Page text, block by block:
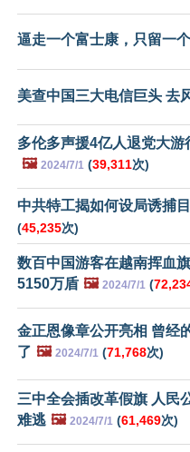
逼走一个富士康，只留一
美查中国三大电信巨头 去
多伦多声援4亿人退党大游
🖼️ 2024/7/1 (39,311次)
中共特工揭如何设局诱捕
(45,235次)
数百中国游客在越南挥血
5150万盾 🖼️ 2024/7/1 (
金正恩像章公开亮相 曾经
了 🖼️ 2024/7/1 (71,768次)
三中全会插改革假旗 人民
难逃 🖼️ 2024/7/1 (61,469次)